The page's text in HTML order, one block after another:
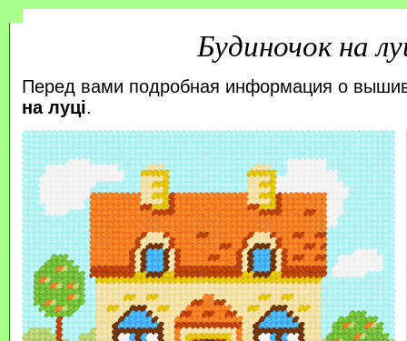
Будиночок на
Перед вами подробная информация о
на луці.